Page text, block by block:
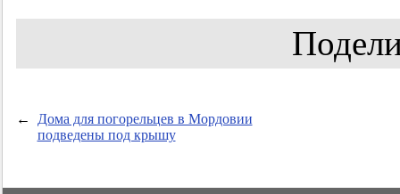
←
Дома для погорельцев в Мордовии
подведены под крышу